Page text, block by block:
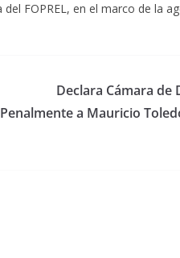
FOPREL, en el marco de la
Declara Cámara de
Penalmente a Mauricio